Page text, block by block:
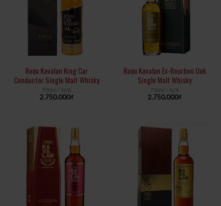
Rượu Kavalan King Car
Conductor Single Malt Whisky
700ml / 46%
2.750.000₫
Rượu Kavalan Ex-Bourbon Oak
Single Malt Whisky
700ml / 46%
2.750.000₫